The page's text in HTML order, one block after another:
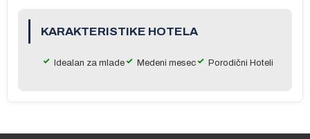
KARAKTERISTIKE HOTELA
Idealan za mlade Medeni mesec Porodični Hoteli